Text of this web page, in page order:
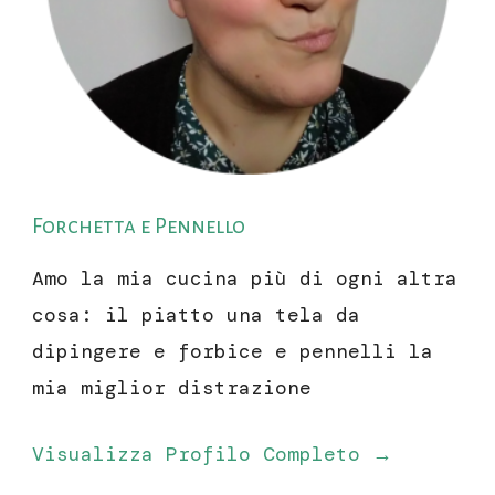
Forchetta e Pennello
Amo la mia cucina più di ogni altra
cosa: il piatto una tela da
dipingere e forbice e pennelli la
mia miglior distrazione
Visualizza Profilo Completo →